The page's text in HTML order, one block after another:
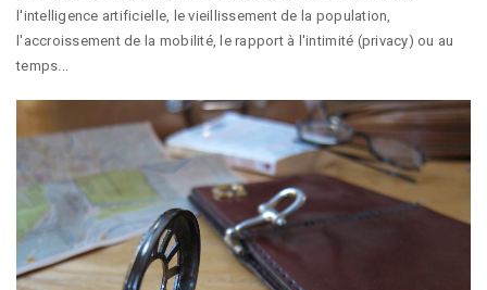
l'intelligence artificielle, le vieillissement de la population,
l'accroissement de la mobilité, le rapport à l'intimité (privacy) ou au
temps...